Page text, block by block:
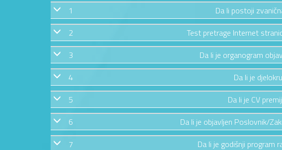
1
Da li postoji
2
Test pretrage Internet
3
Da li je organogram
4
Da li je
5
Da li je CV
6
Da li je objavljen Poslovnik/
7
Da li je godišnji program